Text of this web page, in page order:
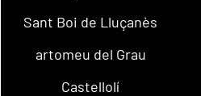
Sant Boi de Lluçanès
artomeu del Grau
Castellolí